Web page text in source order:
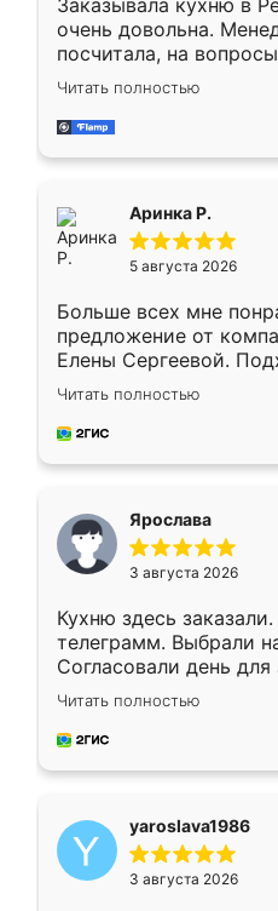
Заказывала кухню в
очень довольна.
посчитала, на
Замерщик приехал в
делу со всей
за день, ребята
Читать полностью
Аринка Р.
5 августа 2026
Больше всех мне
предложение от
Елены Сергеевой.
короткие сроки
для замера сотрудник
предложил по моему
Читать полностью
Ярослава
3 августа 2026
Кухню здесь
телеграмм. Выбрали
Согласовали день
недели кухня была
довольны работой.
мебель за
Читать полностью
yaroslava1986
3 августа 2026